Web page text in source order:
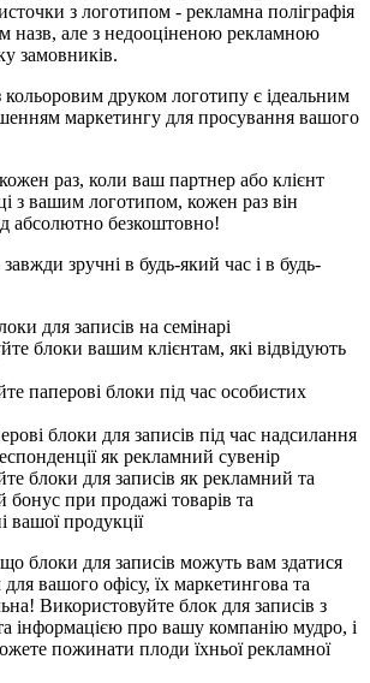
з логотипом - рекламна поліграфія
назв, але з недооціненою рекламною
замовників.
кольоровим друком логотипу є ідеальним
маркетингу для просування вашого
раз, коли ваш партнер або клієнт
з вашим логотипом, кожен раз він
абсолютно безкоштовно!
зручні в будь-який час і в будь-
для записів на семінарі
блоки вашим клієнтам, які відвідують
паперові блоки під час особистих
блоки для записів під час надсилання
як рекламний сувенір
блоки для записів як рекламний та
бонус при продажі товарів та
вашої продукції
блоки для записів можуть вам здатися
вашого офісу, їх маркетингова та
Використовуйте блок для записів з
інформацією про вашу компанію мудро, і
пожинати плоди їхньої рекламної